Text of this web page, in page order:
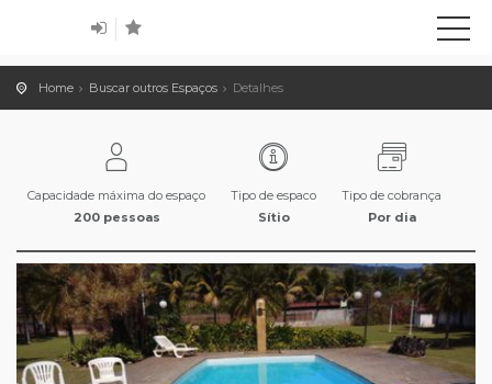
Home Buscar outros Espaços Detalhes
Capacidade máxima do espaço
200 pessoas
Tipo de espaco
Sítio
Tipo de cobrança
Por dia